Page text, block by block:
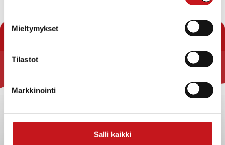
Mieltymykset
Tilastot
Markkinointi
Salli kaikki
« Pöytäkirjat
Yhteystiedot
Strategiat, ohjelmat, ohjeet, suunnitelmat, säännöt ja